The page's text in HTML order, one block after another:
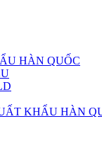
HÀN QUỐC
KHẨU HÀN